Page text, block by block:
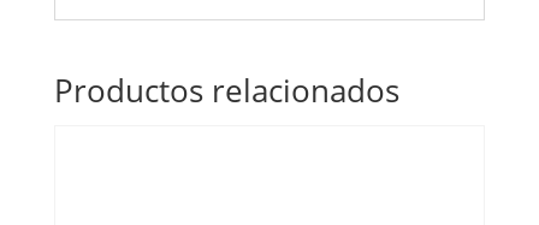
Productos relacionados